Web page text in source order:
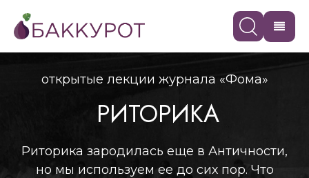
открытые лекции журнала «Фома»
РИТОРИКА
Риторика зародилась еще в Античности,
но мы используем ее до сих пор. Что